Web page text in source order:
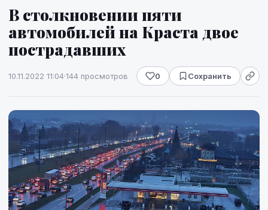
Прогноз погоды
В столкновении пяти
автомобилей на Краста двое
пострадавших
10.11.2022 11:04·144 просмотров 0 Сохранить